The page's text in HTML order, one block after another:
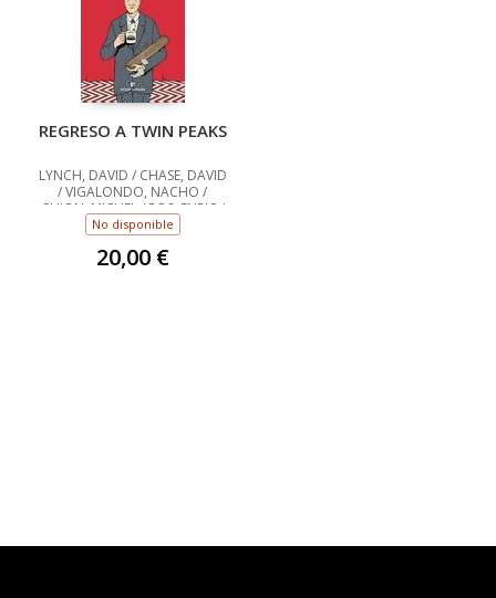
REGRESO A TWIN PEAKS
LYNCH, DAVID / CHASE, DAVID
/ VIGALONDO, NACHO /
CHION, MICHEL / ROS, ENRIC /
CRISÓSTOMO, RAQUEL
No disponible
20,00 €